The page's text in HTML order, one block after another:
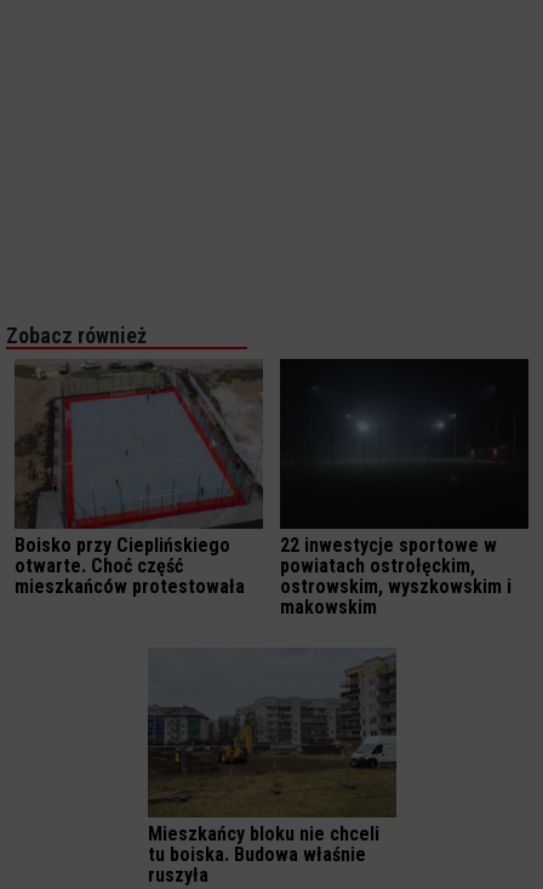
Zobacz również
Boisko przy Cieplińskiego
otwarte. Choć część
mieszkańców protestowała
22 inwestycje sportowe w
powiatach ostrołęckim,
ostrowskim, wyszkowskim i
makowskim
Mieszkańcy bloku nie chceli
tu boiska. Budowa właśnie
ruszyła